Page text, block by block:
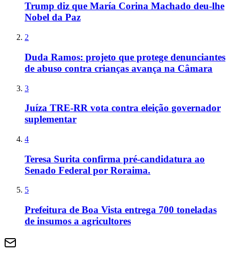
Trump diz que María Corina Machado deu-lhe
Nobel da Paz
2
Duda Ramos: projeto que protege denunciantes
de abuso contra crianças avança na Câmara
3
Juíza TRE-RR vota contra eleição governador
suplementar
4
Teresa Surita confirma pré-candidatura ao
Senado Federal por Roraima.
5
Prefeitura de Boa Vista entrega 700 toneladas
de insumos a agricultores